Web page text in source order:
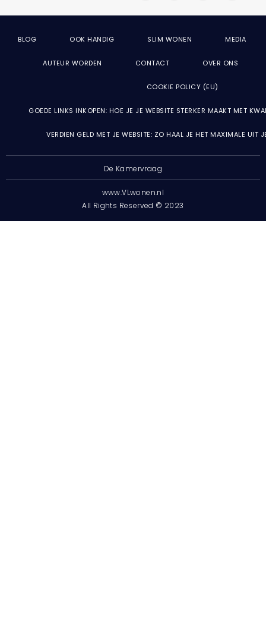
BLOG OOK HANDIG SLIM WONEN MEDIA
AUTEUR WORDEN CONTACT OVER ONS
COOKIE POLICY (EU)
GOEDE LINKS INKOPEN: HOE JE JE WEBSITE STERKER MAAKT MET
VERDIEN GELD MET JE WEBSITE: ZO HAAL JE HET MAXIMALE UIT
De Kamervraag
www.VLwonen.nl
All Rights Reserved © 2023